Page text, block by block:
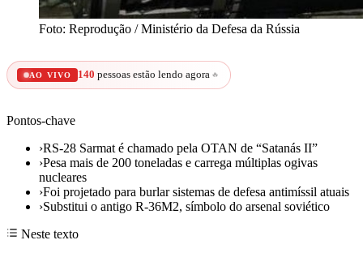
Foto: Reprodução / Ministério da Defesa da Rússia
AO VIVO 140 pessoas estão lendo agora 🔥
Pontos-chave
›RS-28 Sarmat é chamado pela OTAN de “Satanás II”
›Pesa mais de 200 toneladas e carrega múltiplas ogivas
nucleares
›Foi projetado para burlar sistemas de defesa antimíssil atuais
›Substitui o antigo R-36M2, símbolo do arsenal soviético
Neste texto